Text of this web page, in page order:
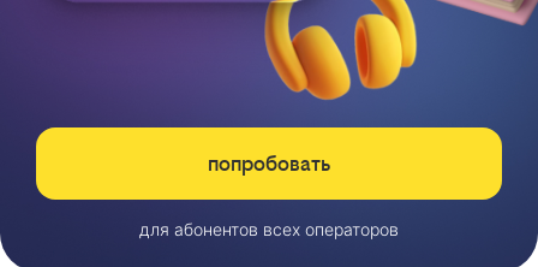
попробовать
для абонентов всех операторов